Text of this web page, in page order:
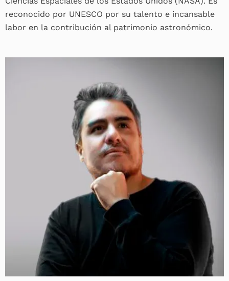
reconocido por UNESCO por su talento e incansable
labor en la contribución al patrimonio astronómico.